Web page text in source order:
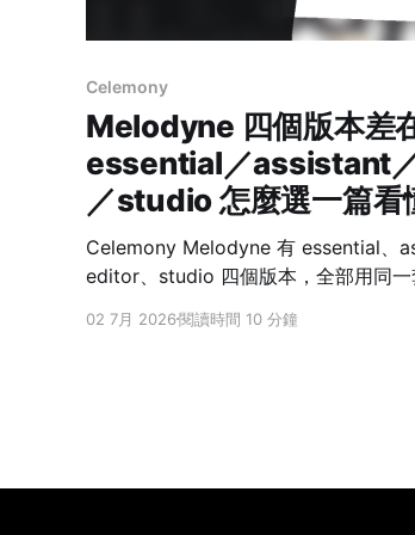
Celemony
Melodyne 四個版本差
essential／assistant
／studio 怎麼選一篇看
Celemony Melodyne 有 essential、
editor、studio 四個版本，全部用同一
含所有小版本的功能。多數人會在
02 7月 2026閱讀時間 10 分鐘